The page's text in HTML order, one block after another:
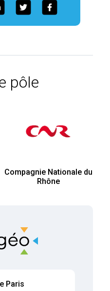
pôle
Compagnie Nationale du
Rhône
Paris